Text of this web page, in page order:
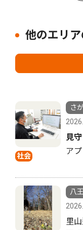
他のエリ
社会
さ
見
ア
八
里